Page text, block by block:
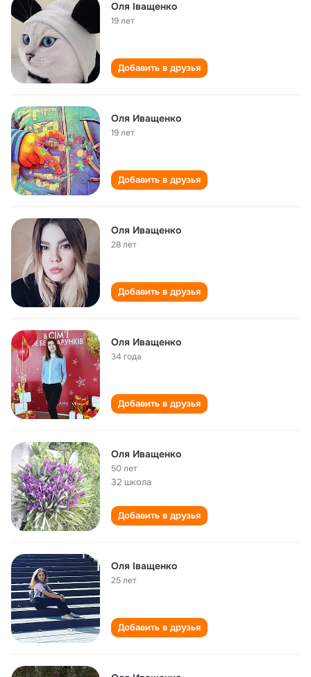
Оля Іващенко
19 лет
Добавить в друзья
Оля Иващенко
19 лет
Добавить в друзья
Оля Иващенко
28 лет
Добавить в друзья
Оля Иващенко
34 года
Добавить в друзья
Оля Иващенко
50 лет
32 школа
Добавить в друзья
Оля Іващенко
25 лет
Добавить в друзья